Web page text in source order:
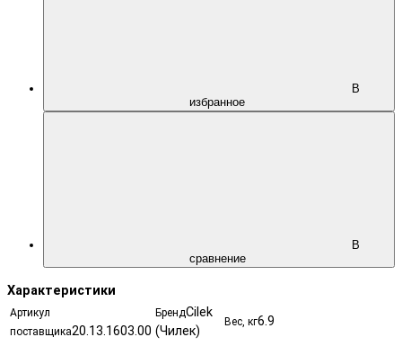
В
избранное
В
сравнение
Характеристики
Артикул
поставщика20.13.1603.00
БрендCilek
(Чилек)
Вес, кг6.9